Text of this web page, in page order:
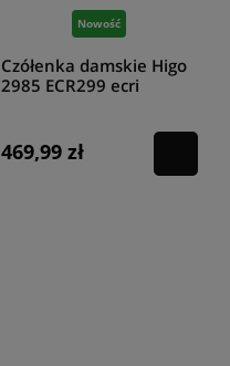
Nowość
Czółenka damskie Higo
2985 ECR299 ecri
469,99 zł